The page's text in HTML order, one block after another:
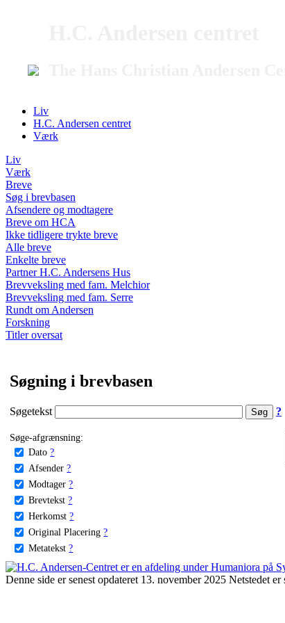
Liv
H.C. Andersen centret
Værk
Liv
Værk
Breve
Søg i brevbasen
Afsendere og modtagere
Breve om HCA
Ikke tidligere trykte breve
Alle breve
Enkelte breve
Partner H.C. Andersens Hus
Brevveksling med fam. Melchior
Brevveksling med fam. Serre
Rundt om Andersen
Forskning
Titler oversat
Søgning i brevbasen
Søgetekst ?
Søge-afgrænsning:
Dato ?
Afsender ?
Modtager ?
Brevtekst ?
Herkomst ?
Original Placering ?
Metatekst ?
Denne side er senest opdateret 13. november 2025 Netstedet